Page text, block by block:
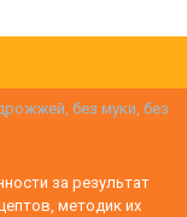
без муки, без
за результат
методик их